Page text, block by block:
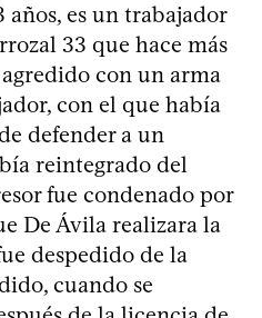
es un trabajador
33 que hace más
con un arma
con el que había
defender a un
reintegrado del
fue condenado por
De Ávila realizara la
despedido de la
cuando se